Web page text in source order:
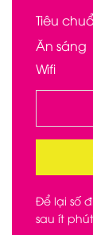
Tiêu
Ăn sáng
Wifi
Để lại số
sau ít